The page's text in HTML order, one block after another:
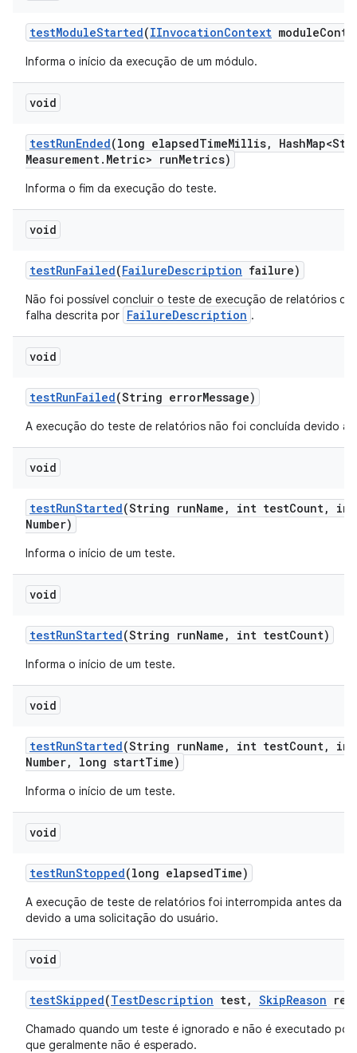
testModuleStarted(IInvocationContext module
Informa o início da execução de um módulo.
void
testRunEnded(long elapsedTimeMillis, Hash
Measurement. Metric> runMetrics)
Informa o fim da execução do teste.
void
testRunFailed(FailureDescription failure)
Não foi possível concluir o teste de execução de relatórios
falha descrita por FailureDescription .
void
testRunFailed(String errorMessage)
A execução do teste de relatórios não foi concluída devido a
void
testRunStarted(String runName , int testCount,
int
Number)
Informa o início de um teste.
void
testRunStarted(String runName , int testCount)
Informa o início de um teste.
void
testRunStarted(String runName , int testCount,
int
Number, long startTime)
Informa o início de um teste.
void
testRunStopped(long elapsedTime)
A execução de teste de relatórios foi interrompida antes da
devido a uma solicitação do usuário.
void
testSkipped(TestDescription test, SkipReason
Chamado quando um teste é ignorado e não é executado por
que geralmente não é esperado.